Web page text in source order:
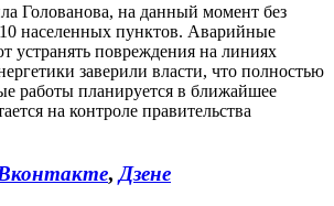
Голованова, на данный момент без
населенных пунктов. Аварийные
устранять повреждения на линиях
заверили власти, что полностью
работы планируется в ближайшее
на контроле правительства
, Дзене